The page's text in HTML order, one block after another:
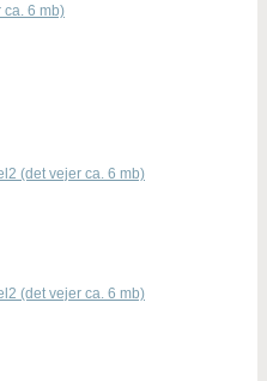
ca. 6 mb)
(det vejer ca. 6 mb)
(det vejer ca. 6 mb)